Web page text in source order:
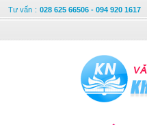
Tư vấn : 028 625 66506 - 094 920 1617